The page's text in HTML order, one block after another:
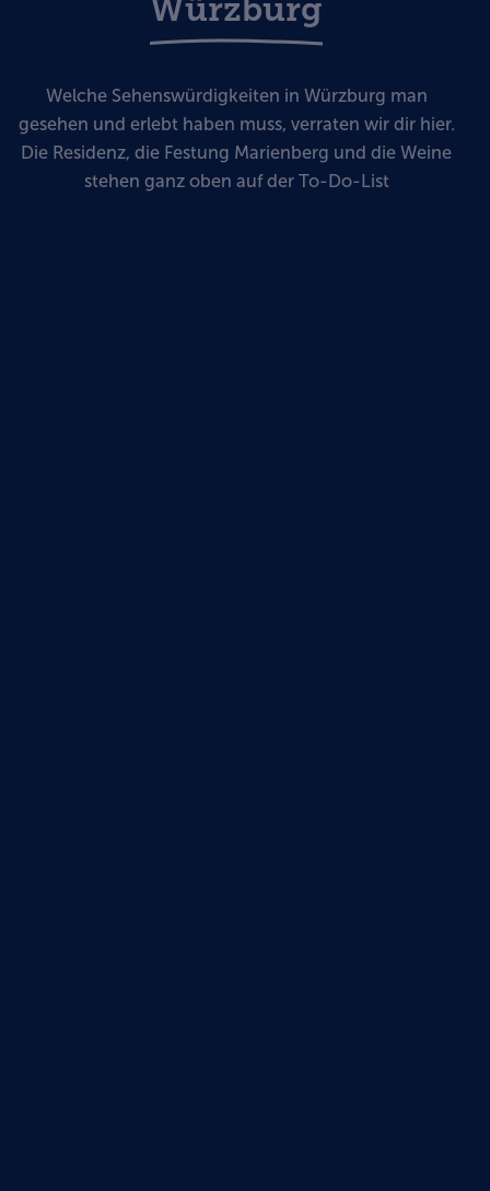
Würzburg
Welche Sehenswürdigkeiten in Würzburg man
gesehen und erlebt haben muss, verraten wir dir hier.
Die Residenz, die Festung Marienberg und die Weine
stehen ganz oben auf der To-Do-List